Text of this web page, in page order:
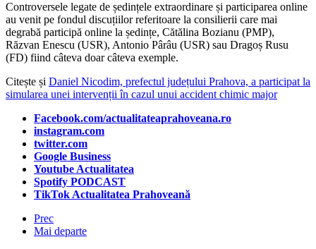
Controversele legate de ședințele extraordinare și participarea online
au venit pe fondul discuțiilor referitoare la consilierii care mai
degrabă participă online la ședințe, Cătălina Bozianu (PMP),
Răzvan Enescu (USR), Antonio Pârâu (USR) sau Dragoș Rusu
(FD) fiind câteva doar câteva exemple.
Citește și Daniel Nicodim, prefectul județului Prahova, a participat la
simularea unei intervenții în cazul unui accident chimic major
Facebook.com/actualitateaprahoveana.ro
instagram.com
twitter.com
Google Business
Youtube Actualitatea
Spotify PODCAST
TikTok Actualitatea Prahoveană
Prec
Mai departe